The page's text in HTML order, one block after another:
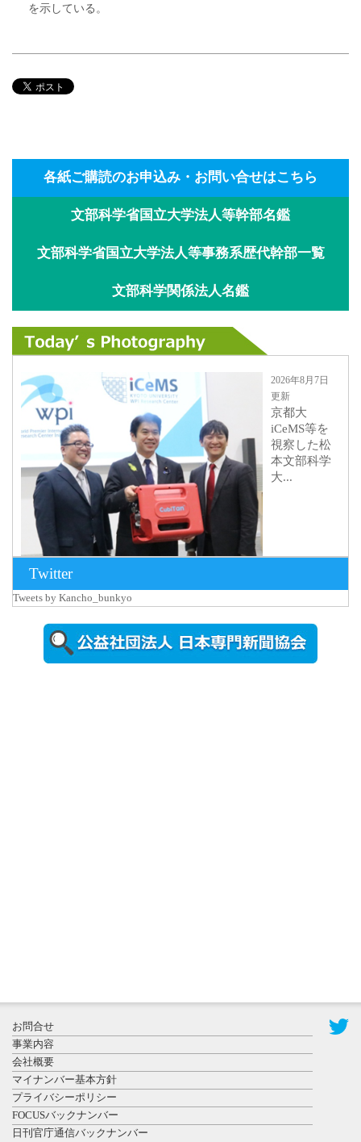
を示している。
各紙ご購読のお申込み・お問い合せはこちら
文部科学省国立大学法人等幹部名鑑
文部科学省国立大学法人等事務系歴代幹部一覧
文部科学関係法人名鑑
2026年8月7日
更新
京都大
iCeMS等を
視察した松
本文部科学
大...
2026年8月5日
更新
農工大で大
登録有形文
化財となっ
た東北大植
物園八...
Twitter
Tweets by Kancho_bunkyo
お問合せ
事業内容
会社概要
マイナンバー基本方針
プライバシーポリシー
FOCUSバックナンバー
日刊官庁通信バックナンバー